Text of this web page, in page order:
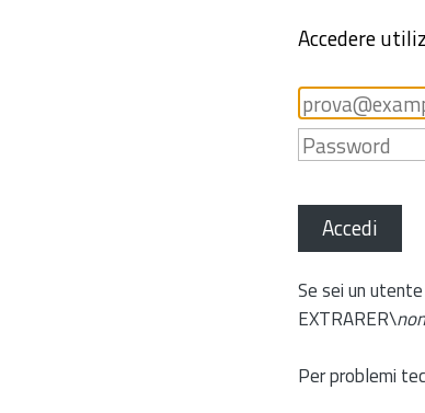
Accedere
Accedi
Se sei un
EXTRARER\
Per problemi